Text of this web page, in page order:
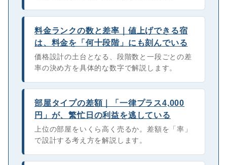
料金ランクの数と差率｜値上げできる宿
は、料金を「何十段階」にも刻んでいる
価格設計の土台となる、段階数と一段ごとの差
率の決め方を具体的な数字で解説します。
部屋タイプの差額｜「一律プラス4,000
円」が、繁忙日の利益を逃している
上位の部屋をいくら高く売るか。差額を「率」
で設計する考え方を解説します。